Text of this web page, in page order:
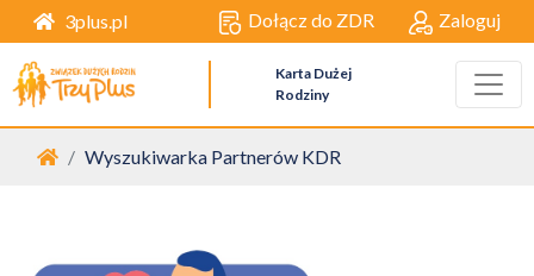
3plus.pl Dołącz do ZDR Zaloguj
Karta Dużej
Rodziny
Strona główna
Wyszukiwarka Partnerów KDR